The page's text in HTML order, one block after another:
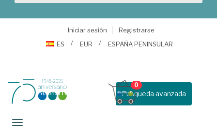
Iniciar sesión
Registrarse
ES
EUR ESPAÑA PENINSULAR
Busqueda avanzada
0
Toggle navigation